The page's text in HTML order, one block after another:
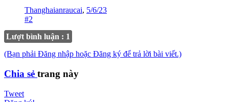
Thanghaianraucai, 5/6/23
#2
Lượt bình luận : 1
(Bạn phải Đăng nhập hoặc Đăng ký để trả lời bài viết.)
Chia sẻ trang này
Tweet